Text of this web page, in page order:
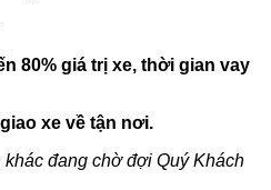
80% giá trị xe, thời gian vay
xe về tận nơi.
đang chờ đợi Quý Khách